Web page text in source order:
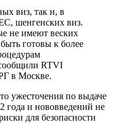
виз, так и, в
шенгенских виз.
не имеют веских
готовы к более
RTVI
в Москве.
ужесточения по выдаче
года и нововведений не
для безопасности